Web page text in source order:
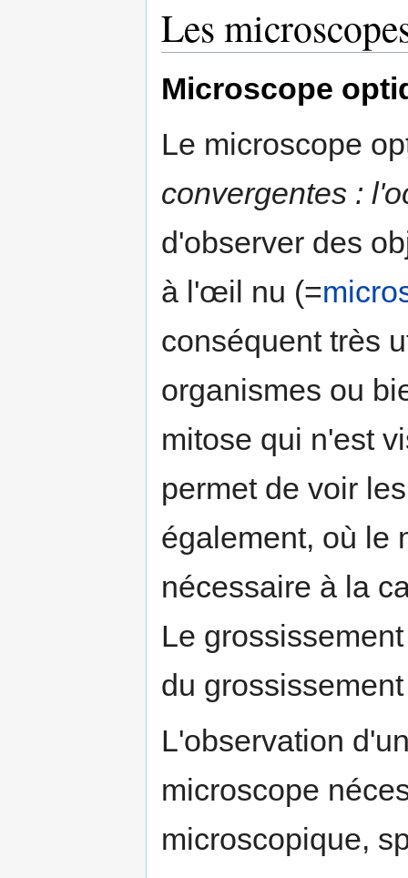
Les
Microscope
Le microscope
convergentes :
d'observer des
à l'œil nu (=
conséquent très
organismes ou
mitose qui n'est
permet de voir
également, où le
nécessaire à la
Le
du
L'observation
microscope
microscopique,